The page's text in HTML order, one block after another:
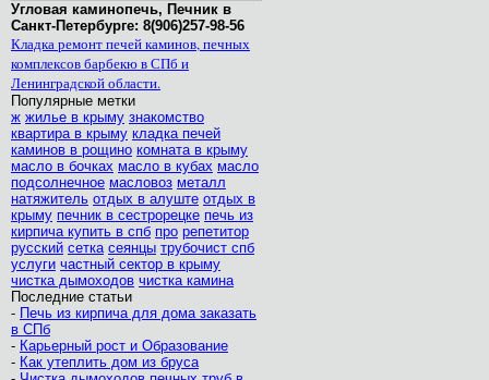
Угловая каминопечь, Печник в
Санкт-Петербурге: 8(906)257-98-56
Кладка ремонт печей каминов, печных
комплексов барбекю в СПб и
Ленинградской области.
Популярные метки
ж жилье в крыму знакомство
квартира в крыму кладка печей
каминов в рощино комната в крыму
масло в бочках масло в кубах масло
подсолнечное масловоз металл
натяжитель отдых в алуште отдых в
крыму печник в сестрорецке печь из
кирпича купить в спб про репетитор
русский сетка сеянцы трубочист спб
услуги частный сектор в крыму
чистка дымоходов чистка камина
Последние статьи
- Печь из кирпича для дома заказать
в СПб
- Карьерный рост и Образование
- Как утеплить дом из бруса